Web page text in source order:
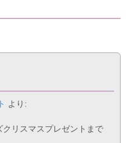
より:
リスマスプレゼントまで